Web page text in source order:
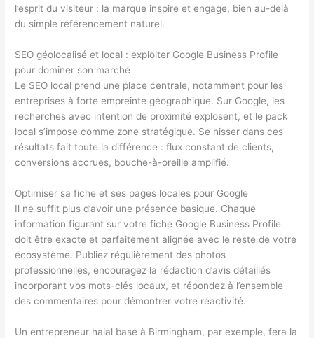
l’esprit du visiteur : la marque inspire et engage, bien au-delà
du simple référencement naturel.
SEO géolocalisé et local : exploiter Google Business Profile
pour dominer son marché
Le SEO local prend une place centrale, notamment pour les
entreprises à forte empreinte géographique. Sur Google, les
recherches avec intention de proximité explosent, et le pack
local s’impose comme zone stratégique. Se hisser dans ces
résultats fait toute la différence : flux constant de clients,
conversions accrues, bouche-à-oreille amplifié.
Optimiser sa fiche et ses pages locales pour Google
Il ne suffit plus d’avoir une présence basique. Chaque
information figurant sur votre fiche Google Business Profile
doit être exacte et parfaitement alignée avec le reste de votre
écosystème. Publiez régulièrement des photos
professionnelles, encouragez la rédaction d’avis détaillés
incorporant vos mots-clés locaux, et répondez à l’ensemble
des commentaires pour démontrer votre réactivité.
Un entrepreneur halal basé à Birmingham, par exemple, fera la